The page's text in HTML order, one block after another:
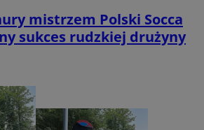
mistrzem Polski Socca
sukces rudzkiej drużyny